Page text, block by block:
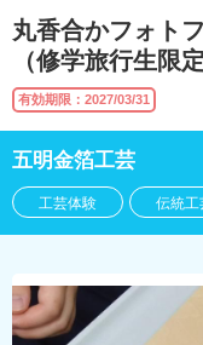
丸香合かフォト
（修学旅行生限
有効期限：2027/03/31
五明金箔工芸
工芸体験 伝統工